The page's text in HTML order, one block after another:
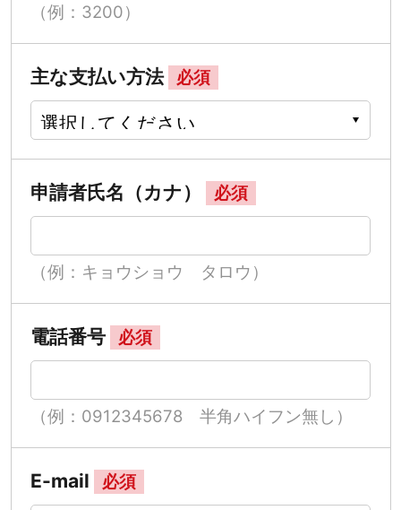
（例：3200）
主な支払い方法 必須
申請者氏名（カナ） 必須
（例：キョウショウ タロウ）
電話番号 必須
（例：0912345678 半角ハイフン無し）
E-mail 必須